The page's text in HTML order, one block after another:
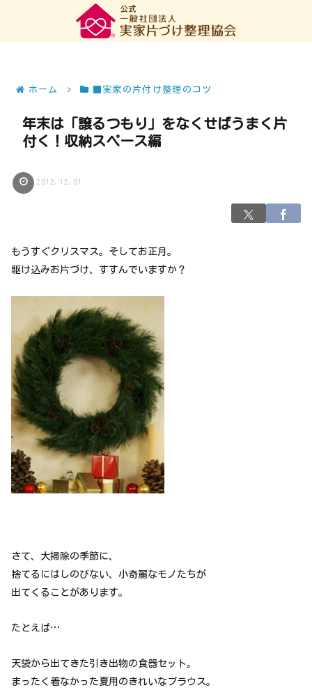
ホーム ■実家の片付け整理のコツ
年末は「譲るつもり」をなくせばうまく片
付く！収納スペース編
2012.12.01
もうすぐクリスマス。そしてお正月。
駆け込みお片づけ、すすんでいますか？
さて、大掃除の季節に、
捨てるにはしのびない、小奇麗なモノたちが
出てくることがあります。
たとえば…
天袋から出てきた引き出物の食器セット。
まったく着なかった夏用のきれいなブラウス。